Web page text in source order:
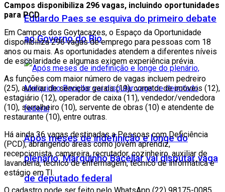
Eduardo Paes se esquiva do primeiro debate
ao Governo do Rio
Após meses de indefinição e longe do
plenário, Marquinho Bacellar vai disputar vaga
de deputado federal
Campos disponibiliza 296 vagas, incluindo oportunidades
para PCD
Em Campos dos Goytacazes, o Espaço da Oportunidade
disponibiliza 296 vagas de emprego para pessoas com 18
anos ou mais. As oportunidades atendem a diferentes níveis
de escolaridade e algumas exigem experiência prévia.
As funções com maior número de vagas incluem pedreiro
(25), auxiliar de serviços gerais (19), corretor de imóveis (12),
estagiário (12), operador de caixa (11), vendedor/vendedora
(10), serralheiro (10), servente de obras (10) e atendente de
restaurante (10), entre outras.
Há ainda 36 vagas destinadas a Pessoas com Deficiência
(PCD), abrangendo áreas como jovem aprendiz,
recepcionista, camareira, recrutador, cozinheiro, auxiliar de
lavanderia, técnico de enfermagem, técnico de informática e
estágio em TI.